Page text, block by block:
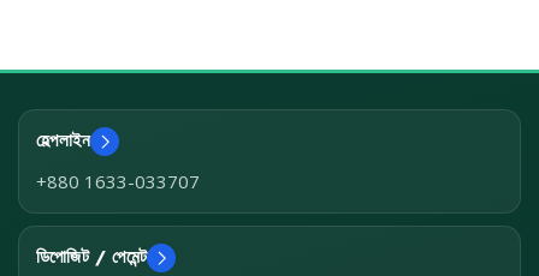
হেল্পলাইন
+880 1633-033707
ডিপোজিট / পেমেন্ট